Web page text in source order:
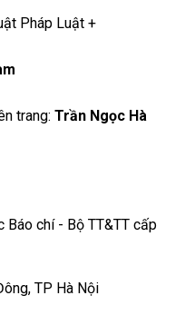
Pháp Luật +
trang: Trần Ngọc Hà
Báo chí - Bộ TT&TT cấp
TP Hà Nội